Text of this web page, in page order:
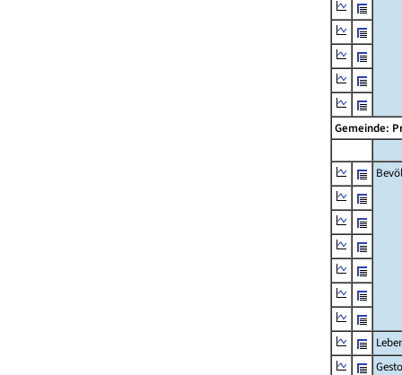
Gemeinde: